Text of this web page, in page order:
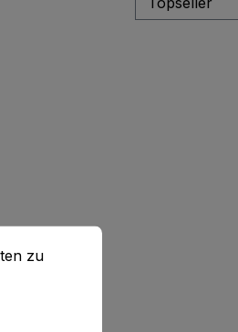
zu können.
Mehr Informationen ...
zu